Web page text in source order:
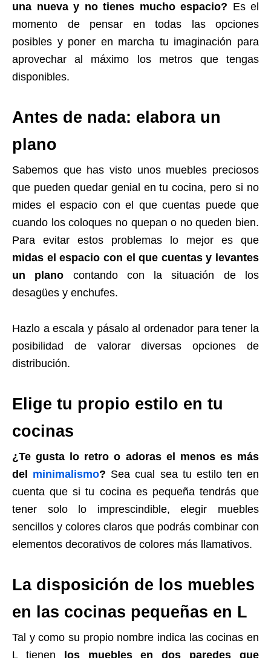
una nueva y no tienes mucho espacio? Es el
momento de pensar en todas las opciones
posibles y poner en marcha tu imaginación para
aprovechar al máximo los metros que tengas
disponibles.
Antes de nada: elabora un
plano
Sabemos que has visto unos muebles preciosos
que pueden quedar genial en tu cocina, pero si no
mides el espacio con el que cuentas puede que
cuando los coloques no quepan o no queden bien.
Para evitar estos problemas lo mejor es que
midas el espacio con el que cuentas y levantes
un plano contando con la situación de los
desagües y enchufes.
Hazlo a escala y pásalo al ordenador para tener la
posibilidad de valorar diversas opciones de
distribución.
Elige tu propio estilo en tu
cocinas
¿Te gusta lo retro o adoras el menos es más
del minimalismo? Sea cual sea tu estilo ten en
cuenta que si tu cocina es pequeña tendrás que
tener solo lo imprescindible, elegir muebles
sencillos y colores claros que podrás combinar con
elementos decorativos de colores más llamativos.
La disposición de los muebles
en las cocinas pequeñas en L
Tal y como su propio nombre indica las cocinas en
L tienen
los muebles en dos paredes que